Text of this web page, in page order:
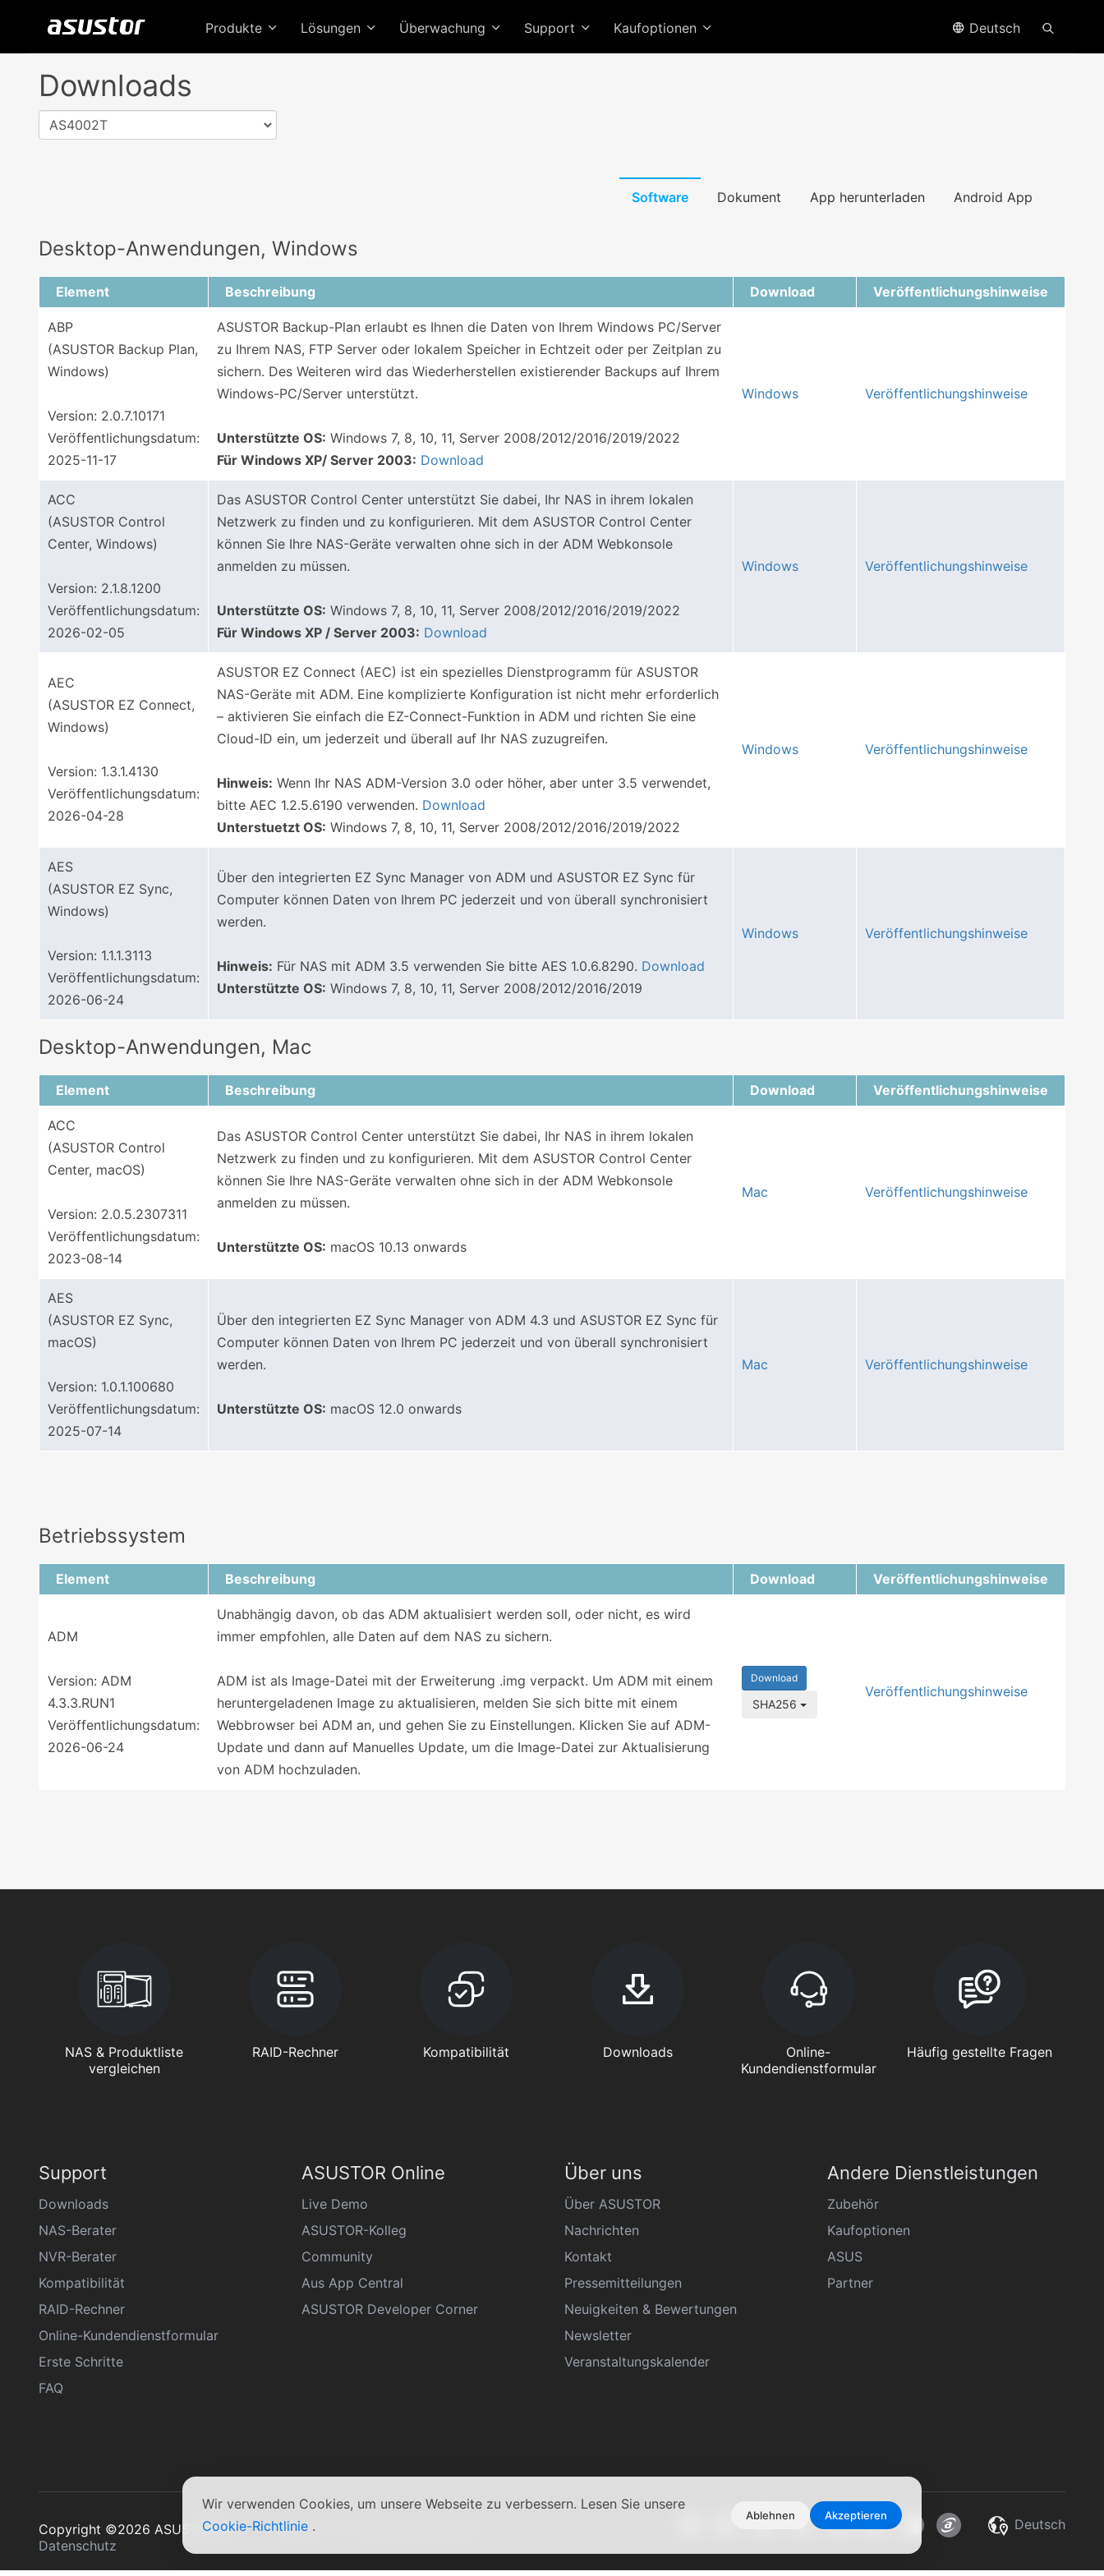
Wir verwenden Cookies, um unsere Webseite zu verbessern. Lesen Sie unsere
Cookie-Richtlinie .
Ablehnen Akzeptieren
Produkte Lösungen Überwachung Support Kaufoptionen Deutsch
Downloads
AS4002T
Software Dokument App herunterladen Android App
Desktop-Anwendungen, Windows
Element Beschreibung Download Veröffentlichungshinweise
ABP
(ASUSTOR Backup Plan,
Windows)
Version: 2.0.7.10171
Veröffentlichungsdatum:
2025-11-17
ASUSTOR Backup-Plan erlaubt es Ihnen die Daten von Ihrem Windows PC/Server
zu Ihrem NAS, FTP Server oder lokalem Speicher in Echtzeit oder per Zeitplan zu
sichern. Des Weiteren wird das Wiederherstellen existierender Backups auf Ihrem
Windows-PC/Server unterstützt.
Unterstützte OS: Windows 7, 8, 10, 11, Server 2008/2012/2016/2019/2022
Für Windows XP/ Server 2003: Download
Windows Veröffentlichungshinweise
ACC
(ASUSTOR Control
Center, Windows)
Version: 2.1.8.1200
Veröffentlichungsdatum:
2026-02-05
Das ASUSTOR Control Center unterstützt Sie dabei, Ihr NAS in ihrem lokalen
Netzwerk zu finden und zu konfigurieren. Mit dem ASUSTOR Control Center
können Sie Ihre NAS-Geräte verwalten ohne sich in der ADM Webkonsole
anmelden zu müssen.
Unterstützte OS: Windows 7, 8, 10, 11, Server 2008/2012/2016/2019/2022
Für Windows XP / Server 2003: Download
Windows Veröffentlichungshinweise
AEC
(ASUSTOR EZ Connect,
Windows)
Version: 1.3.1.4130
Veröffentlichungsdatum:
2026-04-28
ASUSTOR EZ Connect (AEC) ist ein spezielles Dienstprogramm für ASUSTOR
NAS-Geräte mit ADM. Eine komplizierte Konfiguration ist nicht mehr erforderlich
– aktivieren Sie einfach die EZ-Connect-Funktion in ADM und richten Sie eine
Cloud-ID ein, um jederzeit und überall auf Ihr NAS zuzugreifen.
Hinweis: Wenn Ihr NAS ADM-Version 3.0 oder höher, aber unter 3.5 verwendet,
bitte AEC 1.2.5.6190 verwenden. Download
Unterstuetzt OS: Windows 7, 8, 10, 11, Server 2008/2012/2016/2019/2022
Windows Veröffentlichungshinweise
AES
(ASUSTOR EZ Sync,
Windows)
Version: 1.1.1.3113
Veröffentlichungsdatum:
2026-06-24
Über den integrierten EZ Sync Manager von ADM und ASUSTOR EZ Sync für
Computer können Daten von Ihrem PC jederzeit und von überall synchronisiert
werden.
Hinweis: Für NAS mit ADM 3.5 verwenden Sie bitte AES 1.0.6.8290. Download
Unterstützte OS: Windows 7, 8, 10, 11, Server 2008/2012/2016/2019
Windows Veröffentlichungshinweise
Desktop-Anwendungen, Mac
Element Beschreibung Download Veröffentlichungshinweise
ACC
(ASUSTOR Control
Center, macOS)
Version: 2.0.5.2307311
Veröffentlichungsdatum:
2023-08-14
Das ASUSTOR Control Center unterstützt Sie dabei, Ihr NAS in ihrem lokalen
Netzwerk zu finden und zu konfigurieren. Mit dem ASUSTOR Control Center
können Sie Ihre NAS-Geräte verwalten ohne sich in der ADM Webkonsole
anmelden zu müssen.
Unterstützte OS: macOS 10.13 onwards
Mac Veröffentlichungshinweise
AES
(ASUSTOR EZ Sync,
macOS)
Version: 1.0.1.100680
Veröffentlichungsdatum:
2025-07-14
Über den integrierten EZ Sync Manager von ADM 4.3 und ASUSTOR EZ Sync für
Computer können Daten von Ihrem PC jederzeit und von überall synchronisiert
werden.
Unterstützte OS: macOS 12.0 onwards
Mac Veröffentlichungshinweise
Betriebssystem
Element Beschreibung Download Veröffentlichungshinweise
ADM
Version: ADM
4.3.3.RUN1
Veröffentlichungsdatum:
2026-06-24
Unabhängig davon, ob das ADM aktualisiert werden soll, oder nicht, es wird
immer empfohlen, alle Daten auf dem NAS zu sichern.
ADM ist als Image-Datei mit der Erweiterung .img verpackt. Um ADM mit einem
heruntergeladenen Image zu aktualisieren, melden Sie sich bitte mit einem
Webbrowser bei ADM an, und gehen Sie zu Einstellungen. Klicken Sie auf ADM-
Update und dann auf Manuelles Update, um die Image-Datei zur Aktualisierung
von ADM hochzuladen.
Download
SHA256
Veröffentlichungshinweise
NAS & Produktliste
vergleichen
RAID-Rechner Kompatibilität Downloads
Online-
Kundendienstformular
Häufig gestellte Fragen
Support
Downloads
NAS-Berater
NVR-Berater
Kompatibilität
RAID-Rechner
Online-Kundendienstformular
Erste Schritte
FAQ
ASUSTOR Online
Live Demo
ASUSTOR-Kolleg
Community
Aus App Central
ASUSTOR Developer Corner
Über uns
Über ASUSTOR
Nachrichten
Kontakt
Pressemitteilungen
Neuigkeiten & Bewertungen
Newsletter
Veranstaltungskalender
Andere Dienstleistungen
Zubehör
Kaufoptionen
ASUS
Partner
Deutsch
Copyright ©2026 ASUSTOR Inc. Allgemeine Geschäftsbedingungen
Datenschutz